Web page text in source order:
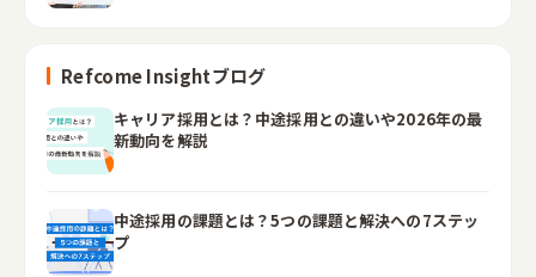
Refcome Insightブログ
キャリア採用とは？中途採用との違いや2026年の最
新動向を解説
中途採用の課題とは？5つの課題と解決への7ステッ
プ